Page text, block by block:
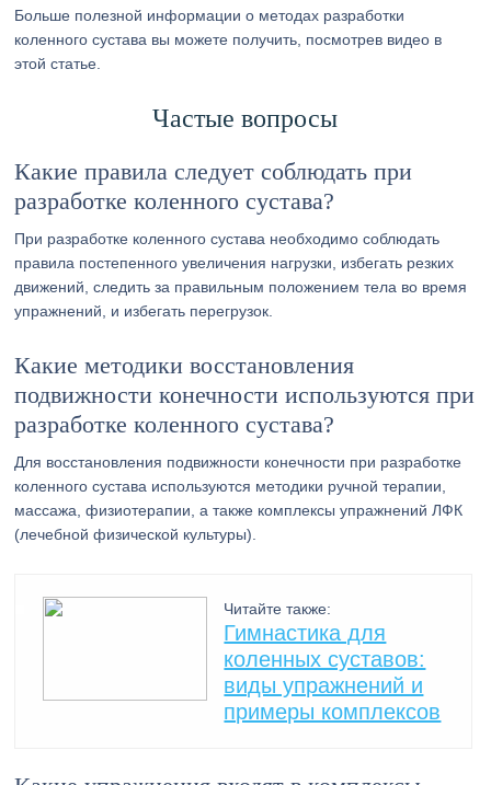
Больше полезной информации о методах разработки
коленного сустава вы можете получить, посмотрев видео в
этой статье.
Частые вопросы
Какие правила следует соблюдать при
разработке коленного сустава?
При разработке коленного сустава необходимо соблюдать
правила постепенного увеличения нагрузки, избегать резких
движений, следить за правильным положением тела во время
упражнений, и избегать перегрузок.
Какие методики восстановления
подвижности конечности используются при
разработке коленного сустава?
Для восстановления подвижности конечности при разработке
коленного сустава используются методики ручной терапии,
массажа, физиотерапии, а также комплексы упражнений ЛФК
(лечебной физической культуры).
Читайте также:
Гимнастика для
коленных суставов:
виды упражнений и
примеры комплексов